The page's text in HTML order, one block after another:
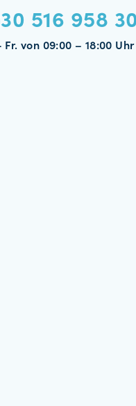
516 958 30
Fr. von 09:00 – 18:00 Uhr